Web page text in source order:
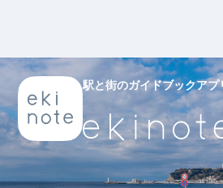
駅と街のガイドブックアプ